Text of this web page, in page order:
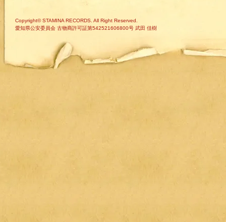
Copyright© STAMINA RECORDS. All Right Reserved.
愛知県公安委員会 古物商許可証第542521606800号 武田 佳樹